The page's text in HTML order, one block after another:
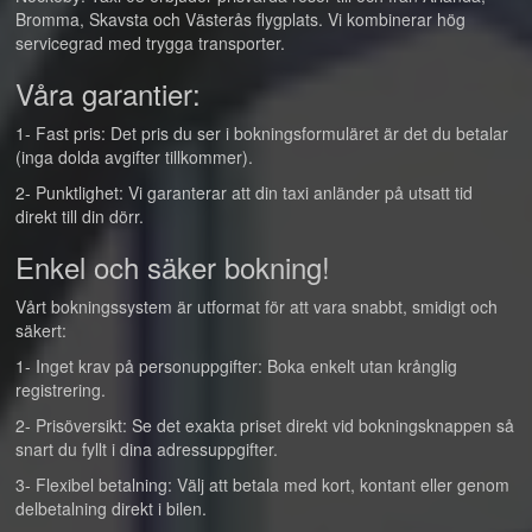
Bromma, Skavsta och Västerås flygplats. Vi kombinerar hög
servicegrad med trygga transporter.
Våra garantier:
1- Fast pris: Det pris du ser i bokningsformuläret är det du betalar
(inga dolda avgifter tillkommer).
2- Punktlighet: Vi garanterar att din taxi anländer på utsatt tid
direkt till din dörr.
Enkel och säker bokning!
Vårt bokningssystem är utformat för att vara snabbt, smidigt och
säkert:
1- Inget krav på personuppgifter: Boka enkelt utan krånglig
registrering.
2- Prisöversikt: Se det exakta priset direkt vid bokningsknappen så
snart du fyllt i dina adressuppgifter.
3- Flexibel betalning: Välj att betala med kort, kontant eller genom
delbetalning direkt i bilen.